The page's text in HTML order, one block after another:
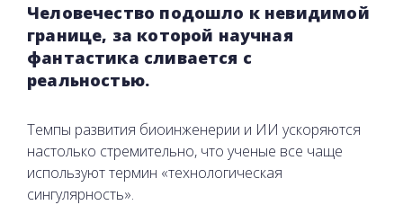
Человечество подошло к невидимой
границе, за которой научная
фантастика сливается с
реальностью.
Темпы развития биоинженерии и ИИ ускоряются
настолько стремительно, что ученые все чаще
используют термин «технологическая
сингулярность».